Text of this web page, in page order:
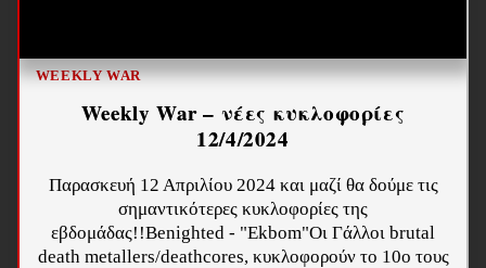
WEEKLY WAR
Weekly War – νέες κυκλοφορίες
12/4/2024
Παρασκευή 12 Απριλίου 2024 και μαζί θα δούμε τις
σημαντικότερες κυκλοφορίες της
εβδομάδας!!Benighted - "Ekbom"Οι Γάλλοι brutal
death metallers/deathcores, κυκλοφορούν το 10ο τους